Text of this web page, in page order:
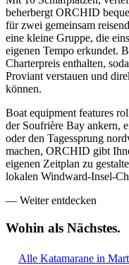
beherbergt ORCHID
für zwei gemeinsam
eine kleine Gruppe, die
eigenen Tempo erkundet.
Charterpreis enthalten,
Proviant verstauen und
können.
Boat equipment features
der Soufrière Bay ankern,
oder den Tagessprung
machen, ORCHID gibt
eigenen Zeitplan zu
lokalen Windward-Insel-
— Weiter entdecken
Wohin als Nächstes.
Alle Katamarane in